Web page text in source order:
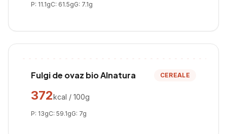
P: 11.1gC: 61.5gG: 7.1g
Fulgi de ovaz bio Alnatura CEREALE
372kcal / 100g
P: 13gC: 59.1gG: 7g